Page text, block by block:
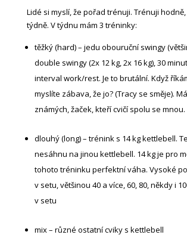
Lidé si myslí, že pořad trénuji. Trénuji
týdně. V týdnu mám 3 tréninky:
těžký (hard) – jedu obouruční swingy
double swingy (2x 12 kg, 2x 16 kg), 30
interval work/rest. Je to brutální. Když
myslíte zábava, že jo? (Tracy se směje).
známých, žaček, kteří cvičí spolu se mnou.
dlouhý (long) – trénink s 14 kg kettlebell.
nesáhnu na jinou kettlebell. 14 kg je pro
tohoto tréninku perfektní váha. Vysoké
v setu, většinou 40 a více, 60, 80, někdy i
v setu
mix – různé ostatní cviky s kettlebell